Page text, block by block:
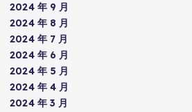
2024 年 9 月
2024 年 8 月
2024 年 7 月
2024 年 6 月
2024 年 5 月
2024 年 4 月
2024 年 3 月